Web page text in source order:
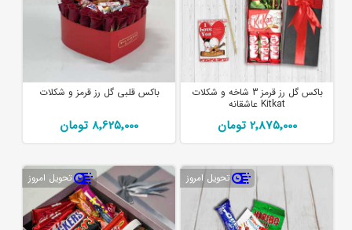
باکس گل رز قرمز 3 شاخه و شکلات
Kitkat عاشقانه
2٬875٬000 تومان
باکس قلبی گل رز قرمز و شکلات
8٬625٬000 تومان
تحویل امروز تحویل امروز